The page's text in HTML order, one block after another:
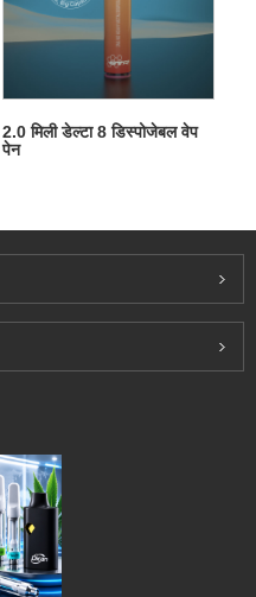
2.0 मिली डेल्टा 8 डिस्पोजेबल वेप
पेन